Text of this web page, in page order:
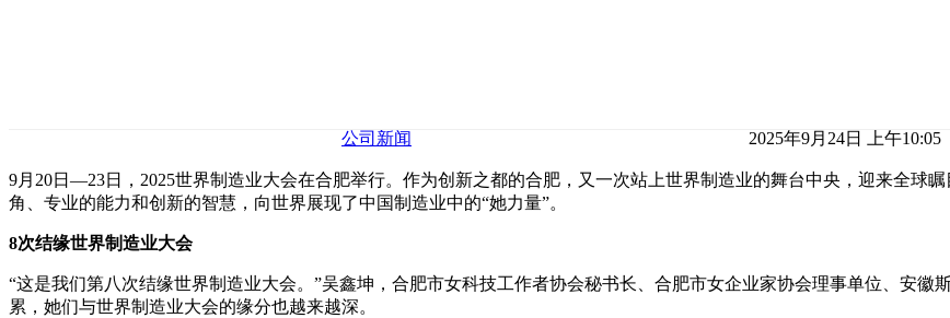
公司新闻 2025年9月24日 上午10:05
9月20日—23日，2025世界制造业大会在合肥举行。作为创新之都的合肥，又一次站上世界制造业的舞台中央，迎来全球
角、专业的能力和创新的智慧，向世界展现了中国制造业中的“她力量”。
8次结缘世界制造业大会
“这是我们第八次结缘世界制造业大会。”吴鑫坤，合肥市女科技工作者协会秘书长、合肥市女企业家协会理事单位、安
累，她们与世界制造业大会的缘分也越来越深。